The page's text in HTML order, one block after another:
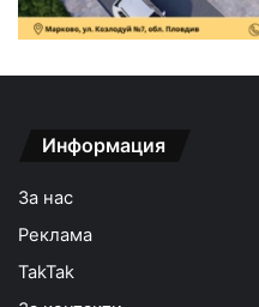
Информация
За нас
Реклама
TakTak